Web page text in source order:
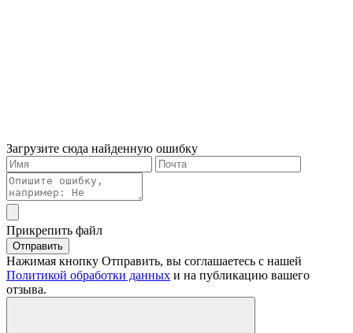
Загрузите сюда найденную ошибку
Прикрепить файл
Отправить
Нажимая кнопку Отправить, вы соглашаетесь с нашей
Политикой обработки данных и на публикацию вашего
отзыва.